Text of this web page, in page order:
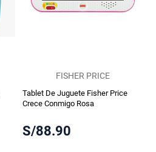
FISHER PRICE
Tablet De Juguete Fisher Price
Crece Conmigo Rosa
S/88.90